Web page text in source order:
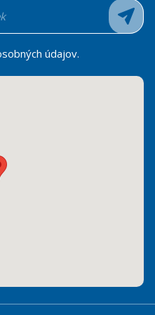
údajov.